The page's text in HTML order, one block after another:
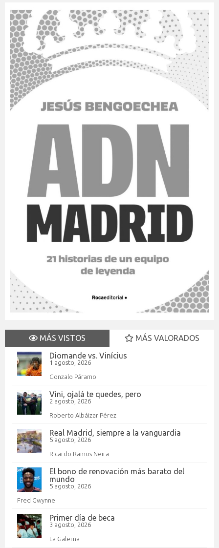
MÁS VISTOS
MÁS VALORADOS
Diomande vs. Vinícius
1 agosto, 2026
Gonzalo Páramo
Vini, ojalá te quedes, pero
2 agosto, 2026
Roberto Albáizar Pérez
Real Madrid, siempre a la vanguardia
5 agosto, 2026
Ricardo Ramos Neira
El bono de renovación más barato del
mundo
5 agosto, 2026
Fred Gwynne
Primer día de beca
3 agosto, 2026
La Galerna